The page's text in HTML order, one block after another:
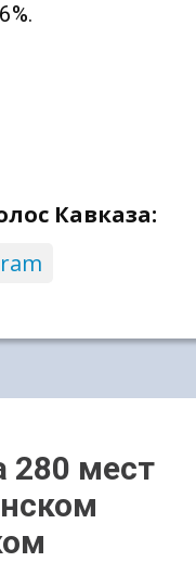
Кавказа:
280 мест